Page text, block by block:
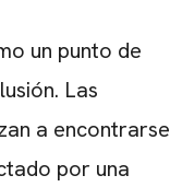
un punto de
Las
a encontrarse
por una